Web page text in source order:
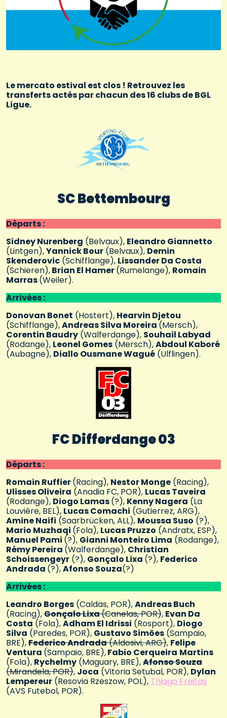
Le mercato estival est clos ! Retrouvez les
transferts actés par chacun des 16 clubs de BGL
Ligue.
SC Bettembourg
Départs :
Sidney Nurenberg (Belvaux), Eleandro Giannetto
(Lintgen),Yannick Bour (Belvaux), Demin
Skenderovic (Schifflange), Lissander Da Costa
(Schieren),Brian El Hamer(Rumelange), Romain
Marras(Weiler).
Arrivées :
Donovan Bonet (Hostert), Hearvin Djetou
(Schifflange),Andreas Silva Moreira (Mersch),
Corentin Baudry (Walferdange), Souhail Labyad
(Rodange), Leonel Gomes (Mersch),Abdoul Kaboré
(Aubagne), Diallo Ousmane Wagué (Ulflingen).
FC Differdange 03
Départs :
Romain Ruffier(Racing), Nestor Monge (Racing),
Ulisses Oliveira (Anadia FC, POR), Lucas Taveira
(Rodange), Diogo Lamas(?), Kenny Nagera (La
Louvière, BEL), Lucas Comachi (Gutierrez, ARG),
Amine Naifi (Saarbrücken, ALL), Moussa Suso (?),
Mario Muzhaqi (Fola), Lucas Pruzzo (Andratx, ESP),
Manuel Pami (?), Gianni Monteiro Lima (Rodange),
Rémy Pereira (Walferdange), Christian
Schoissengeyr (?), Gonçalo Lixa (?), Federico
Andrada (?),Afonso Souza(?)
Arrivées :
Leandro Borges (Caldas, POR),Andreas Buch
(Racing),Gonçalo Lixa(Canelas, POR), Evan Da
Costa (Fola),Adham El Idrissi (Rosport), Diogo
Silva (Paredes, POR), Gustavo Simões (Sampaio,
BRE),Federico Andrada(Aldosivi, ARG), Felipe
Ventura (Sampaio, BRE),Fabio Cerqueira Martins
(Fola), Rychelmy (Maguary, BRE),Afonso Souza
(Mirandela, POR), Joca (Vitoria Setubal, POR), Dylan
Lempereur (Resovia Rzeszow, POL), Thiago Freitas
(AVS Futebol, POR).